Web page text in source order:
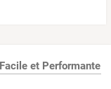
et Performante